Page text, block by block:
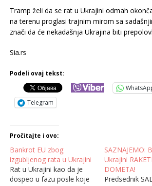
Tramp želi da se rat u Ukrajini odmah
na terenu proglasi trajnim mirom sa
znači da će nekadašnja Ukrajina biti
Sia.rs
Podeli ovaj tekst:
Telegram
Pročitajte i ovo:
Bankrot EU zbog
izgubljenog rata u Ukrajini
Rat u Ukrajini kao da je
dospeo u fazu posle koje
SAZNAJEMO:
Ukrajini
DOMETA!
Predsednik